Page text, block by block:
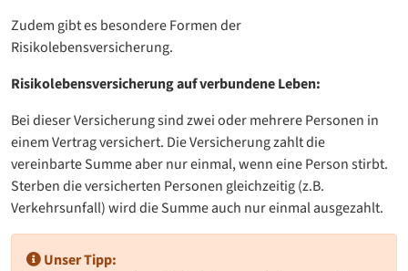
Zudem gibt es besondere Formen der
Risikolebensversicherung.
Risikolebensversicherung auf verbundene Leben:
Bei dieser Versicherung sind zwei oder mehrere Personen in
einem Vertrag versichert. Die Versicherung zahlt die
vereinbarte Summe aber nur einmal, wenn eine Person stirbt.
Sterben die versicherten Personen gleichzeitig (z.B.
Verkehrsunfall) wird die Summe auch nur einmal ausgezahlt.
Unser Tipp: